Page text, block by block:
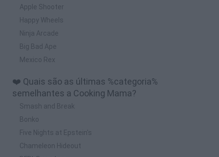
Apple Shooter
Happy Wheels
Ninja Arcade
Big Bad Ape
Mexico Rex
❤️ Quais são as últimas %categoria%
semelhantes a Cooking Mama?
Smash and Break
Bonko
Five Nights at Epstein's
Chameleon Hideout